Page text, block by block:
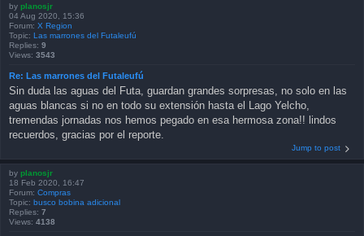
by planosjr
04 Aug 2020, 15:36
Forum: X Region
Topic: Las marrones del Futaleufú
Replies: 9
Views: 3543
Re: Las marrones del Futaleufú
Sin duda las aguas del Futa, guardan grandes sorpresas, no solo en las
aguas blancas si no en todo su extensión hasta el Lago Yelcho,
tremendas jornadas nos hemos pegado en esa hermosa zona!! lindos
recuerdos, gracias por el reporte.
Jump to post
by planosjr
18 Feb 2020, 16:47
Forum: Compras
Topic: busco bobina adicional
Replies: 7
Views: 4138